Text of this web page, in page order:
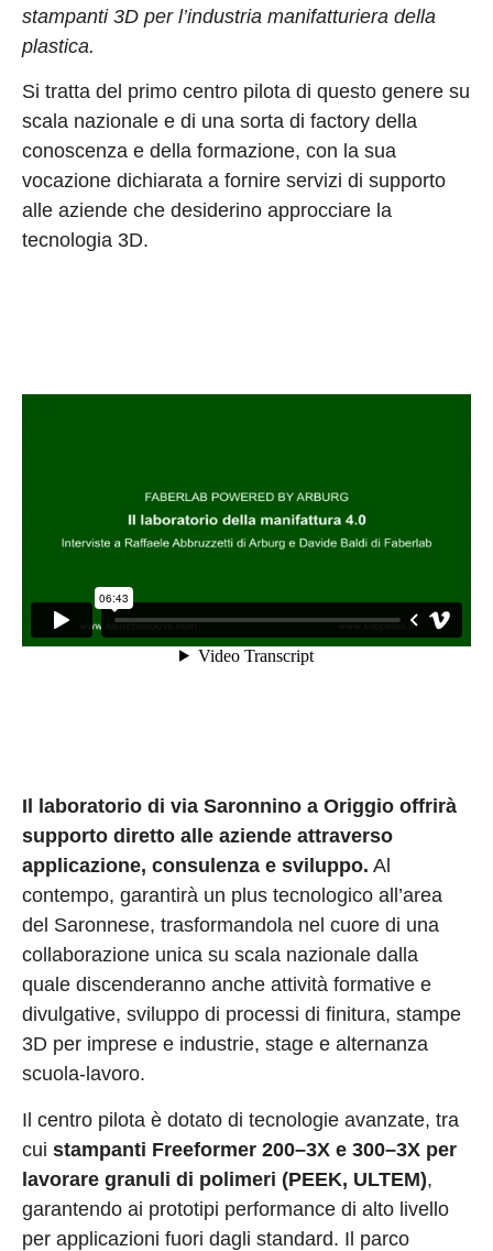
stampanti 3D per l’industria manifatturiera della
plastica.
Si tratta del primo centro pilota di questo genere su
scala nazionale e di una sorta di factory della
conoscenza e della formazione, con la sua
vocazione dichiarata a fornire servizi di supporto
alle aziende che desiderino approcciare la
tecnologia 3D.
Il laboratorio di via Saronnino a Origgio offrirà
supporto diretto alle aziende attraverso
applicazione, consulenza e sviluppo. Al
contempo, garantirà un plus tecnologico all’area
del Saronnese, trasformandola nel cuore di una
collaborazione unica su scala nazionale dalla
quale discenderanno anche attività formative e
divulgative, sviluppo di processi di finitura, stampe
3D per imprese e industrie, stage e alternanza
scuola-lavoro.
Il centro pilota è dotato di tecnologie avanzate, tra
cui stampanti Freeformer 200–3X e 300–3X per
lavorare granuli di polimeri (PEEK, ULTEM),
garantendo ai prototipi performance di alto livello
per applicazioni fuori dagli standard. Il parco